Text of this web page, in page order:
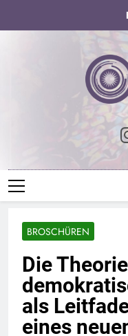
BROSCHÜREN
Die
als
eines